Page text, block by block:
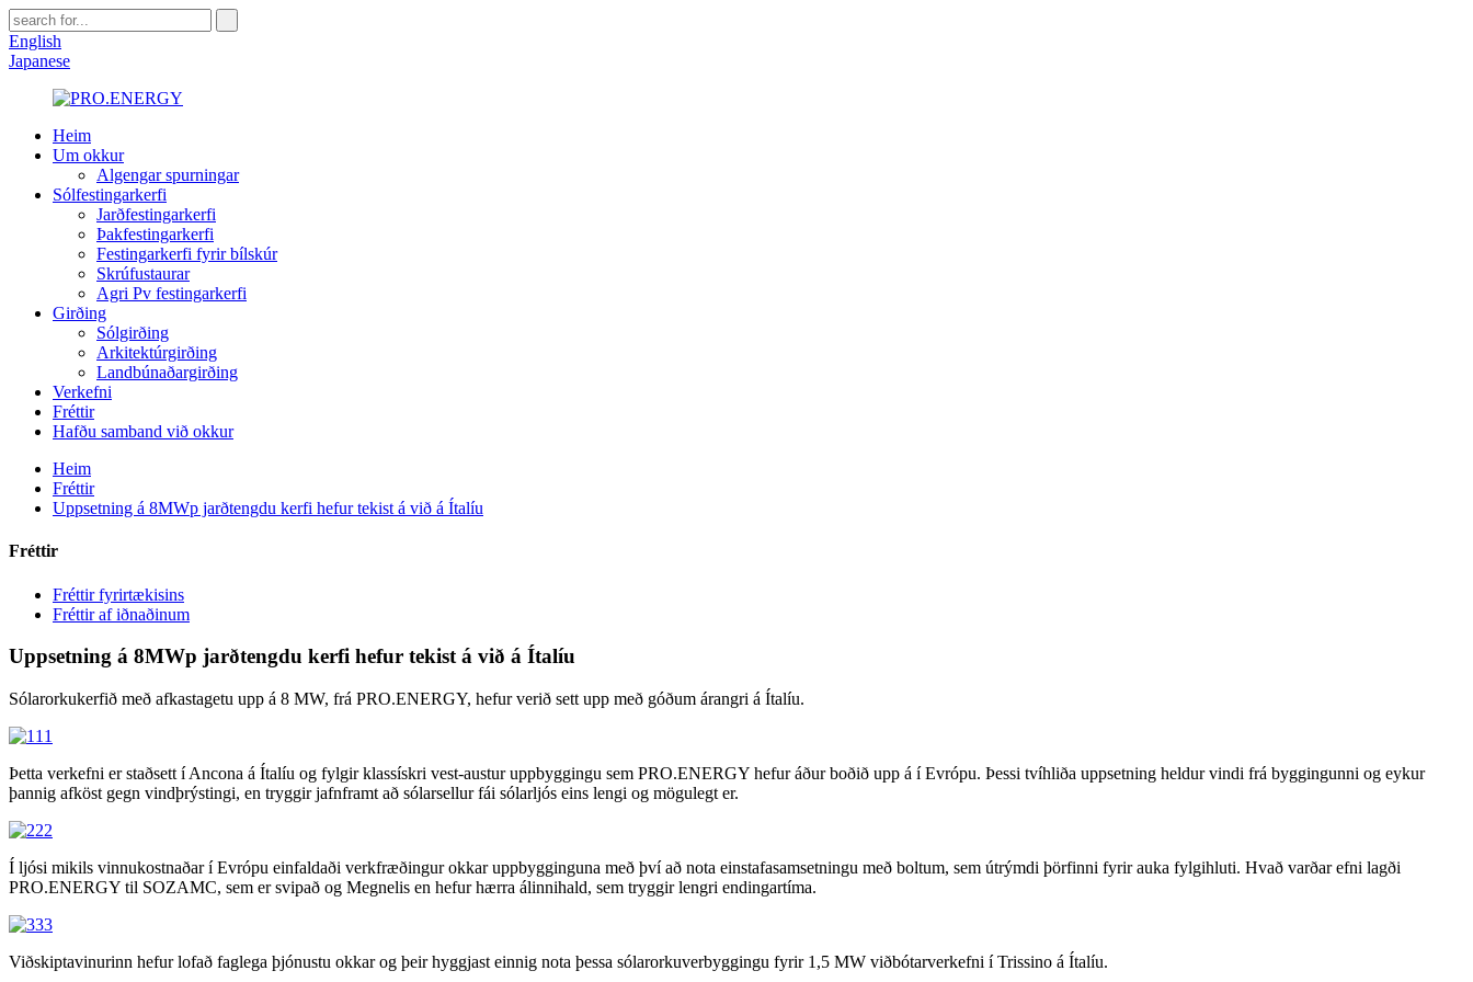
English
Japanese
Heim
Um okkur
Algengar spurningar
Sólfestingarkerfi
Jarðfestingarkerfi
Þakfestingarkerfi
Festingarkerfi fyrir bílskúr
Skrúfustaurar
Agri Pv festingarkerfi
Girðing
Sólgirðing
Arkitektúrgirðing
Landbúnaðargirðing
Verkefni
Fréttir
Hafðu samband við okkur
Heim
Fréttir
Uppsetning á 8MWp jarðtengdu kerfi hefur tekist á við á Ítalíu
Fréttir
Fréttir fyrirtækisins
Fréttir af iðnaðinum
Uppsetning á 8MWp jarðtengdu kerfi hefur tekist á við á Ítalíu
Sólarorkukerfið með afkastagetu upp á 8 MW, frá PRO.ENERGY, hefur verið sett upp með góðum árangri á Ítalíu.
Þetta verkefni er staðsett í Ancona á Ítalíu og fylgir klassískri vest-austur uppbyggingu sem PRO.ENERGY hefur áður boðið upp á í Evrópu. Þessi tvíhliða uppsetning heldur vindi frá byggingunni og eykur
þannig afköst gegn vindþrýstingi, en tryggir jafnframt að sólarsellur fái sólarljós eins lengi og mögulegt er.
Í ljósi mikils vinnukostnaðar í Evrópu einfaldaði verkfræðingur okkar uppbygginguna með því að nota einstafasamsetningu með boltum, sem útrýmdi þörfinni fyrir auka fylgihluti. Hvað varðar efni lagði
PRO.ENERGY til SOZAMC, sem er svipað og Megnelis en hefur hærra álinnihald, sem tryggir lengri endingartíma.
Viðskiptavinurinn hefur lofað faglega þjónustu okkar og þeir hyggjast einnig nota þessa sólarorkuverbyggingu fyrir 1,5 MW viðbótarverkefni í Trissino á Ítalíu.